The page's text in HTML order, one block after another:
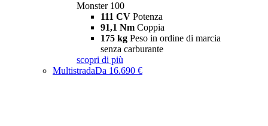
Monster 100
111 CV Potenza
91,1 Nm Coppia
175 kg Peso in ordine di marcia
senza carburante
scopri di più
MultistradaDa 16.690 €